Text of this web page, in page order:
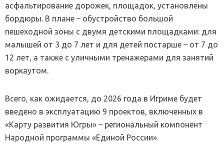
асфальтирование дорожек, площадок, установлены
бордюры. В плане – обустройство большой
пешеходной зоны с двумя детскими площадками: для
малышей от 3 до 7 лет и для детей постарше – от 7 до
12 лет, а также с уличными тренажерами для занятий
воркаутом.
Всего, как ожидается, до 2026 года в Игриме будет
введено в эксплуатацию 9 проектов, включенных в
«Карту развития Югры» – региональный компонент
Народной программы «Единой России».